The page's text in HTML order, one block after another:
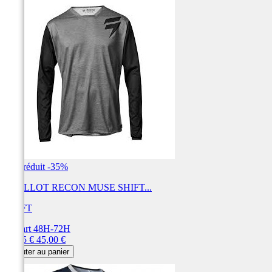
Prix réduit -35%
MAILLOT RECON MUSE SHIFT...
SHIFT
Départ 48H-72H
29,25 € Prix
de
base
45,00 €
Ajouter au panier